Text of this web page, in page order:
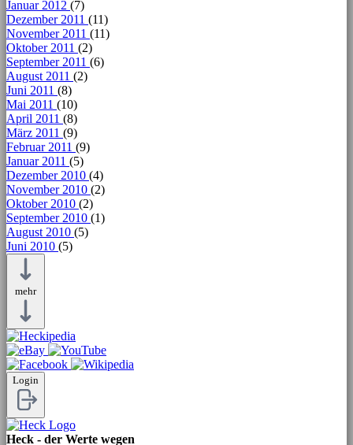
Januar 2012 (7)
Dezember 2011 (11)
November 2011 (11)
Oktober 2011 (2)
September 2011 (6)
August 2011 (2)
Juni 2011 (8)
Mai 2011 (10)
April 2011 (8)
März 2011 (9)
Februar 2011 (9)
Januar 2011 (5)
Dezember 2010 (4)
November 2010 (2)
Oktober 2010 (2)
September 2010 (1)
August 2010 (5)
Juni 2010 (5)
mehr
Login
Heck - der Werte wegen